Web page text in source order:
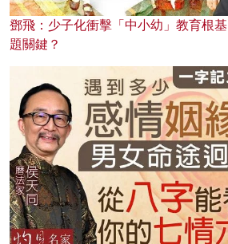
鄧飛：少子化衝擊「中小幼」教育根
題關鍵？